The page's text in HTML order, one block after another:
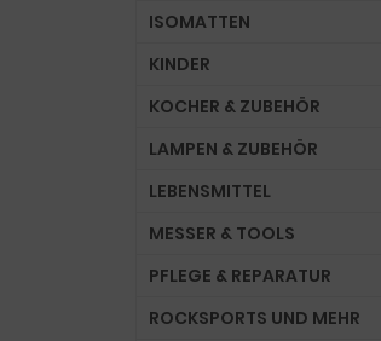
ISOMATTEN
KINDER
KOCHER & ZUBEHÖR
LAMPEN & ZUBEHÖR
LEBENSMITTEL
MESSER & TOOLS
PFLEGE & REPARATUR
ROCKSPORTS UND MEHR